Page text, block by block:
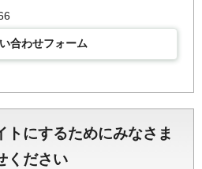
合わせフォーム
トにするためにみなさま
ください